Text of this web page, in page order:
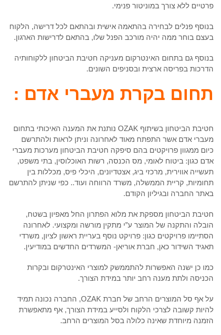
פרטיים ללא צורך במוניטור פנימי.
בנוסף פנלים לבחירה בהתאמה אישית ובהתאם לכל דרישה, הלקוח
בעצם בוחר ממה יהיה מורכב הפנל שלו, בהתאם לדרישות הארגון.
בנוסף גם בתחום האינטרקום מעניקה חטיבת הביטחון ללקוחותיה
הדרכות בפריסה ארצית ובסניפים השונים.
תחום בקרת מעברי אדם :
חטיבת הביטחון בשיתוף OZAK נותנת את המענה האיכותי בתחום
מעברי אדם אשר התפתח מאוד לאחרונה וניתן לראות ולהתרשם
כיום ממגוון פרויקטים בהם סיפקה חטיבת הביטחון מערכות מעברי
אדם כגון: ביטוח לאומי, מס הכנסה, רשות האוכלוסין, בתי משפט,
תעשייה אווירית, מרכזי ביג, אצטדיונים, היכלי פיס, מכללות בין
תחומיות, קריית הממשלה, משרד הרווחה ועוד.. כפי שניתן להתרשם
באתר החברה ובגיליון הקודם.
חטיבת הביטחון מספקת את מלוא הפתרון החל מאפיון בשטח,
הובלה והתקנה של המוצר ע”י מתקין מורשה ומקצועי. לאחרונה
הסתיימו פרויקטים כגון: פרויקט נוסף בעריית ראשון לציון, משרדי
תאגיד השידור כאן, חברת אוריאן- המשרדים החדשים במודיעין.
כמו כן ישנה האפשרות להתממשק למוצרי האינטרקום ובקרות
הכניסה ולתת מענה רחב יותר במידת הצורך.
על אף סל המוצרים הרחב של חברת OZAK, החברה נכונה תמיד
להיות קשובה לצרכי הלקוח ולסייע במידת הצורך, אף מתאפשרת
הזמנה מיוחדת שאינה כלולה בסל המוצרים הרחב.